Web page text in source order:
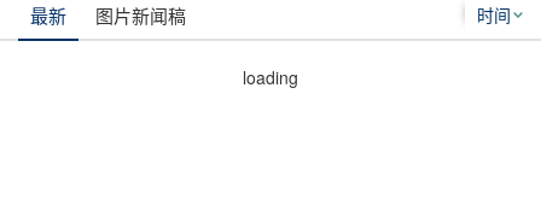
时间
最新 图片新闻稿
loading